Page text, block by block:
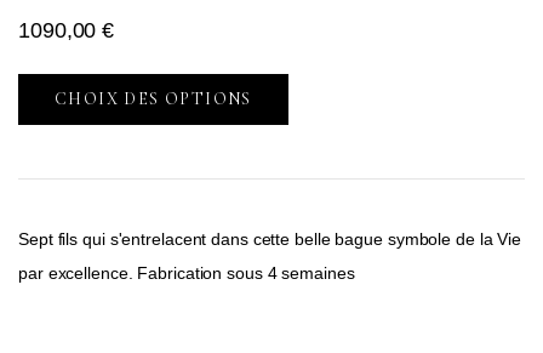
1090,00€
CHOIX DES OPTIONS
Sept fils qui s'entrelacent dans cette belle bague symbole de la Vie
par excellence. Fabrication sous 4 semaines